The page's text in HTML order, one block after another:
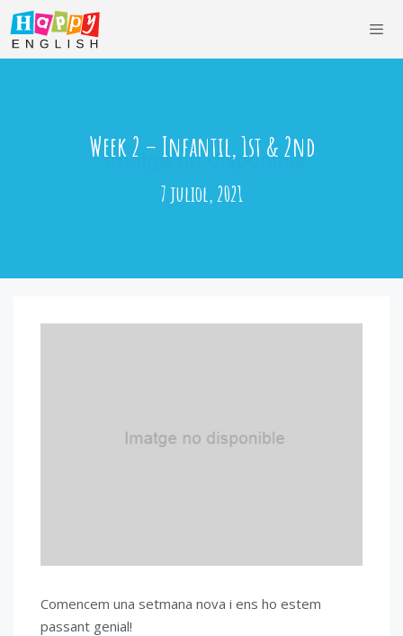
Vés
contingut
Week 2 – Infantil, 1st & 2nd
7 juliol, 2021
Comencem una setmana nova i ens ho estem
passant genial!